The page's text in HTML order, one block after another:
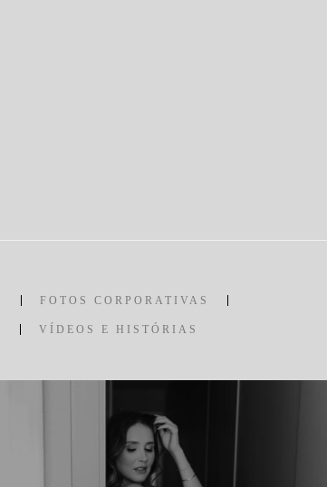
FOTOS CORPORATIVAS
VÍDEOS E HISTÓRIAS